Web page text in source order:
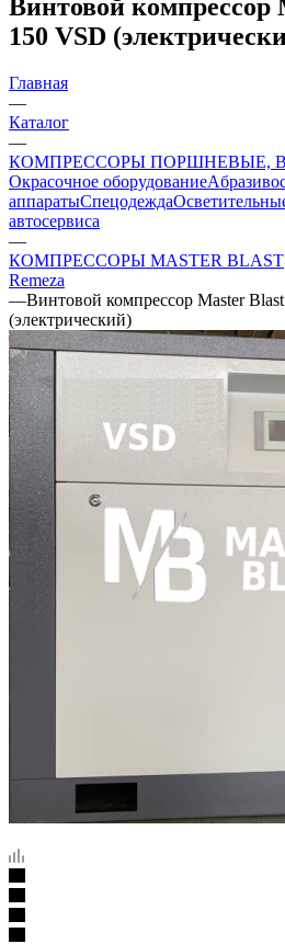
Винтовой компрессор
150 VSD
Главная
—
Каталог
—
КОМПРЕССОРЫ ПОРШНЕВЫЕ,
Окрасочное оборудование
аппаратыСпецодежда
автосервиса
—
КОМПРЕССОРЫ MASTER BLAST
Remeza
—Винтовой компрессор Master
(электрический)